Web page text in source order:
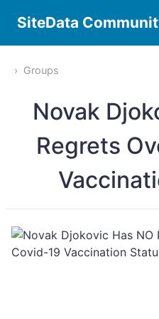
SiteData
Groups
Novak
Regrets